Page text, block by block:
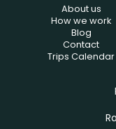
About us
How we work
Blog
Contact
Trips Calendar